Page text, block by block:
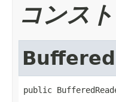
コンス
public